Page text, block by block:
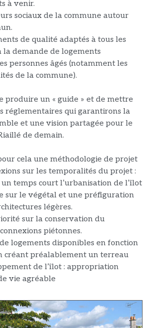
à venir.
sociaux de la commune autour
de qualité adaptés à tous les
la demande de logements
personnes âgés (notamment les
de la commune).
produire un « guide » et de mettre
réglementaires qui garantirons la
et une vision partagée pour le
de demain.
cela une méthodologie de projet
sur les temporalités du projet :
temps court l’urbanisation de l’îlot
sur le végétal et une préfiguration
légères.
sur la conservation du
piétonnes.
logements disponibles en fonction
créant préalablement un terreau
de l’îlot : appropriation
vie agréable